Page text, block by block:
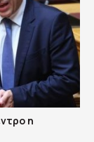
η